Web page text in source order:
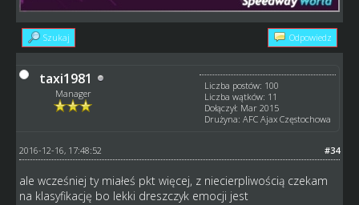
Szukaj Odpowiedz
taxi1981
Manager
Liczba postów: 100
Liczba wątków: 11
Dołączył: Mar 2015
Drużyna: AFC Ajax Częstochowa
#34
2016-12-16, 17:48:52
ale wcześniej ty miałeś pkt więcej, z niecierpliwością czekam
na klasyfikację bo lekki dreszczyk emocji jest